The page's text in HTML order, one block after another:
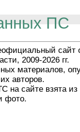
ПС
сайт
2009-2026 гг.
материалов,
авторов.
сайте взята из
фото.